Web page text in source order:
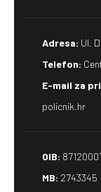
Adresa: Ul.
Telefon:
E-mail za
policnik.hr
OIB:
MB: 2743345